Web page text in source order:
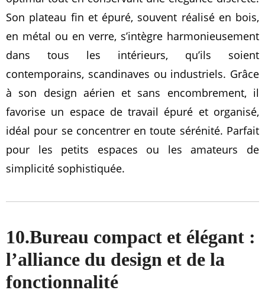
Son plateau fin et épuré, souvent réalisé en bois,
en métal ou en verre, s’intègre harmonieusement
dans tous les intérieurs, qu’ils soient
contemporains, scandinaves ou industriels. Grâce
à son design aérien et sans encombrement, il
favorise un espace de travail épuré et organisé,
idéal pour se concentrer en toute sérénité. Parfait
pour les petits espaces ou les amateurs de
simplicité sophistiquée.
10.Bureau compact et élégant :
l’alliance du design et de la
fonctionnalité